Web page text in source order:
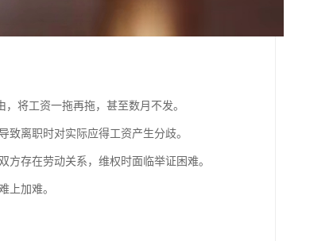
将工资一拖再拖，甚至数月不发。
致离职时对实际应得工资产生分歧。
存在劳动关系，维权时面临举证困难。
上加难。